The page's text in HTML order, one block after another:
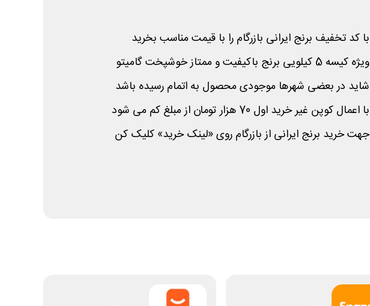
با کد تخفیف برنج ایرانی بازرگام را با قیمت مناسب بخرید
ویژه کیسه 5 کیلویی برنج باکیفیت و ممتاز خوشپخت گامیتو
شاید در بعضی شهرها موجودی محصول به اتمام رسیده باشد
با اعمال کوپن غیر خرید اول 70 هزار تومان از مبلغ کم می شود
جهت خرید برنج ایرانی از بازرگام روی «لینک خرید» کلیک کن